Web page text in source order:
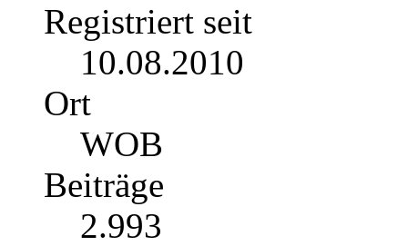
Registriert seit
10.08.2010
Ort
WOB
Beiträge
2.993